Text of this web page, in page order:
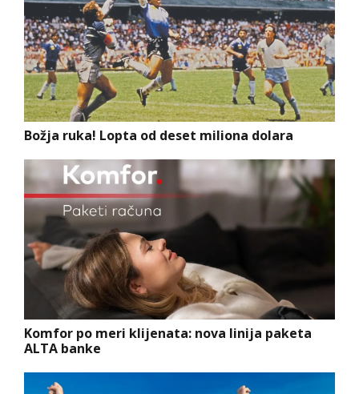
Božja ruka! Lopta od deset miliona dolara
Komfor po meri klijenata: nova linija paketa
ALTA banke